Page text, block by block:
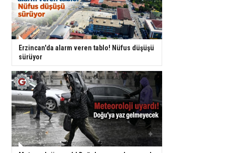
Erzincan'da alarm veren tablo! Nüfus düşüşü
sürüyor